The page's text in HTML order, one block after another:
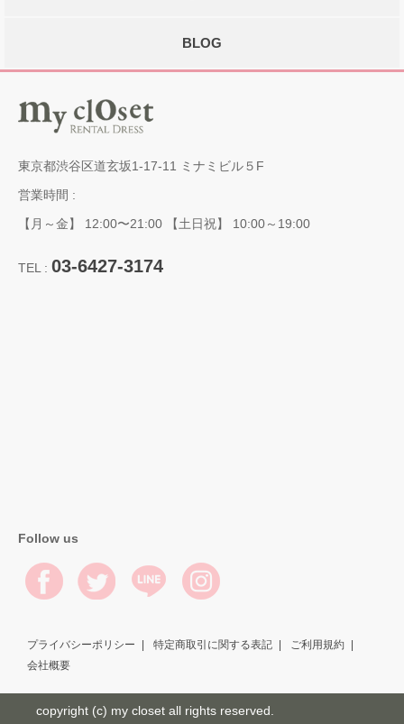
BLOG
東京都渋谷区道玄坂1-17-11 ミナミビル５F
営業時間 :
【月～金】 12:00〜21:00 【土日祝】 10:00～19:00
TEL : 03-6427-3174
Follow us
プライバシーポリシー 特定商取引に関する表記
ご利用規約
会社概要
copyright (c) my closet all rights reserved.